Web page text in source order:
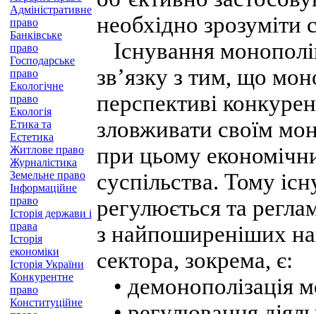
Адміністративне
право
Банківське
право
Господарське
право
Екологічне
право
Екологія
Етика та
Естетика
Житлове право
Журналістика
Земельне право
Інформаційне
право
Історія держави і
права
Історія
економіки
Історія України
Конкурентне
право
Конституційне
необхідно зрозуміти
Існування
зв’язку з тим, що
перспективі
зловживати своїм
при цьому
суспільства. Тому
регулюється та
з найпоширеніших
сектора, зокрема, є:
• демонополізація